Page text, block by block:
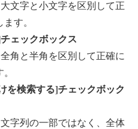
字と小文字を区別して正
す。
ェックボックス
と半角を区別して正確に
を検索する]チェックボック
列の一部ではなく、全体